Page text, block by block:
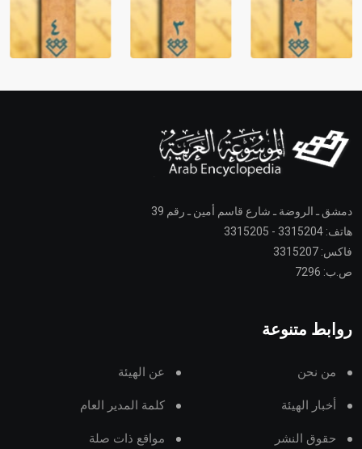
دمشق ـ الروضة ـ شارع قاسم أمين ـ رقم 39
هاتف: 3315204 - 3315205
فاكس: 3315207
ص.ب: 7296
روابط متنوعة
من نحن عن الهيئة
أخبار الهيئة كلمة المدير العام
حقوق النشر مواقع ذات صلة